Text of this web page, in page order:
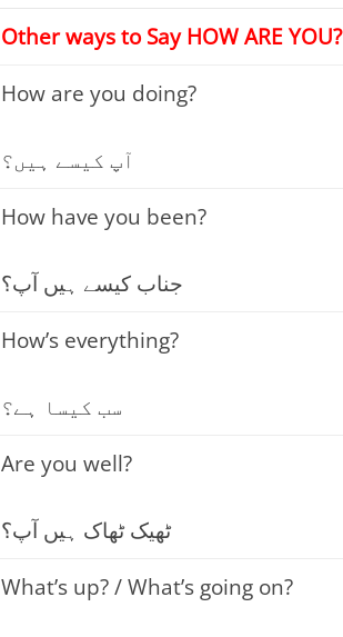
Other ways to Say HOW ARE YOU?
How are you doing?
آپ کیسے ہیں؟
How have you been?
جناب کیسے ہیں آپ؟
How’s everything?
سب کیسا ہے؟
Are you well?
ٹھیک ٹھاک ہیں آپ؟
What’s up? / What’s going on?